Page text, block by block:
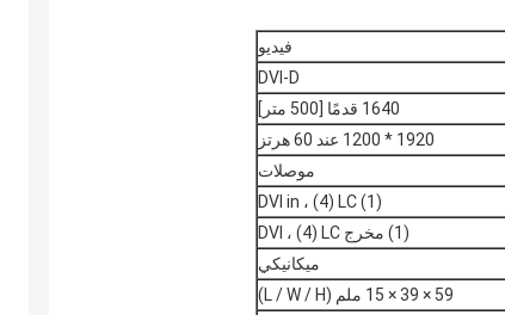
فيديو
DVI-D
1640 قدمًا [500 متر]
1920 * 1200 عند 60 هرتز
موصلات
(1) DVI in ، (4) LC
(1) مخرج DVI ، (4) LC
ميكانيكي
59 × 39 × 15 ملم (L / W / H)